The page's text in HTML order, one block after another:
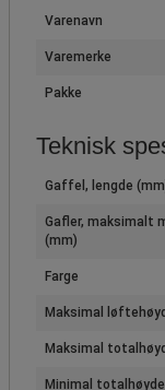
Varenavn
Varemerke
Pakke
Teknisk
Gaffel, lengde
Gafler, maksimalt
(mm)
Farge
Maksimal
Maksimal
Minimal